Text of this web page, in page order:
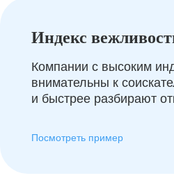
Индекс
Компании с высоким
внимательны к
и быстрее разбирают
Посмотреть пример